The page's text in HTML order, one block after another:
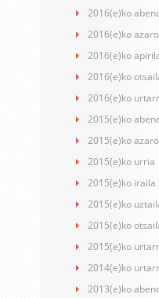
2016(e)ko
2016(e)ko
2016(e)ko
2016(e)ko
2016(e)ko
2015(e)ko
2015(e)ko
2015(e)ko urria
2015(e)ko iraila
2015(e)ko
2015(e)ko
2015(e)ko
2014(e)ko
2013(e)ko